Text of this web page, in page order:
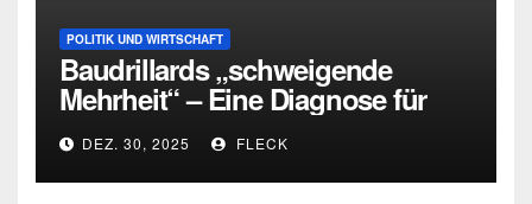
POLITIK UND WIRTSCHAFT
Baudrillards „schweigende
Mehrheit“ – Eine Diagnose für
heute
DEZ. 30, 2025 FLECK